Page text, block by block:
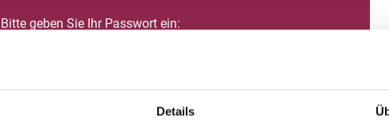
Details
Bitte geben Sie Ihr Passwort ein: